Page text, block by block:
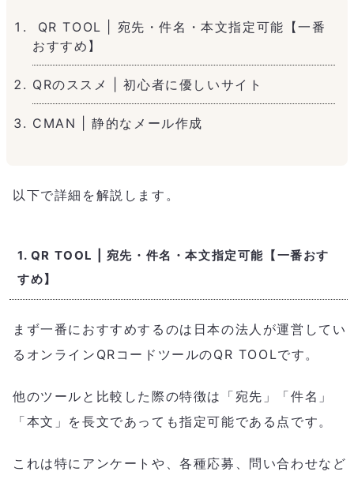
QR TOOL | 宛先・件名・本文指定可能【一番
おすすめ】
QRのススメ | 初心者に優しいサイト
CMAN | 静的なメール作成
以下で詳細を解説します。
1. QR TOOL | 宛先・件名・本文指定可能【一番おす
すめ】
まず一番におすすめするのは日本の法人が運営してい
るオンラインQRコードツールのQR TOOLです。
他のツールと比較した際の特徴は「宛先」「件名」
「本文」を長文であっても指定可能である点です。
これは特にアンケートや、各種応募、問い合わせなど